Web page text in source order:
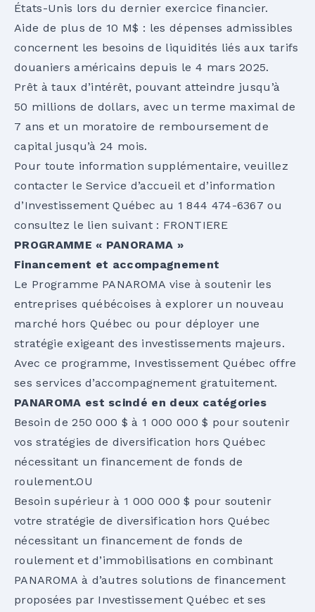
États-Unis lors du dernier exercice financier.
Aide de plus de 10 M$ : les dépenses admissibles
concernent les besoins de liquidités liés aux tarifs
douaniers américains depuis le 4 mars 2025.
Prêt à taux d’intérêt, pouvant atteindre jusqu’à
50 millions de dollars, avec un terme maximal de
7 ans et un moratoire de remboursement de
capital jusqu’à 24 mois.
Pour toute information supplémentaire, veuillez
contacter le Service d’accueil et d’information
d’Investissement Québec au 1 844 474-6367 ou
consultez le lien suivant : FRONTIERE
PROGRAMME « PANORAMA »
Financement et accompagnement
Le Programme PANAROMA vise à soutenir les
entreprises québécoises à explorer un nouveau
marché hors Québec ou pour déployer une
stratégie exigeant des investissements majeurs.
Avec ce programme, Investissement Québec offre
ses services d’accompagnement gratuitement.
PANAROMA est scindé en deux catégories
Besoin de 250 000 $ à 1 000 000 $ pour soutenir
vos stratégies de diversification hors Québec
nécessitant un financement de fonds de
roulement.OU
Besoin supérieur à 1 000 000 $ pour soutenir
votre stratégie de diversification hors Québec
nécessitant un financement de fonds de
roulement et d’immobilisations en combinant
PANAROMA à d’autres solutions de financement
proposées par Investissement Québec et ses